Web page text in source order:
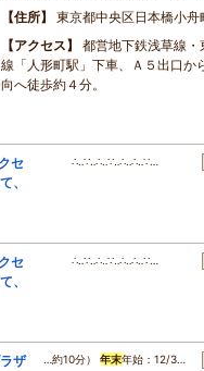
住所
東京都中央区日本橋小舟
アクセス
都営地下鉄浅草線
線「人形町駅」下車、Ａ５出口か
向へ徒歩約４分。
セ
、
∴‥∵‥∴‥∵‥∴‥∴‥∵…
セ
、
∴‥∵‥∴‥∵‥∴‥∴‥∵…
ザ
…約10分）年末年始：12/3…